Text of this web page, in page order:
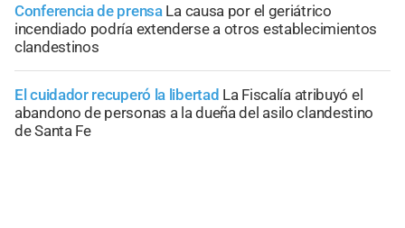
Conferencia de prensa La causa por el geriátrico
incendiado podría extenderse a otros establecimientos
clandestinos
El cuidador recuperó la libertad La Fiscalía atribuyó el
abandono de personas a la dueña del asilo clandestino
de Santa Fe